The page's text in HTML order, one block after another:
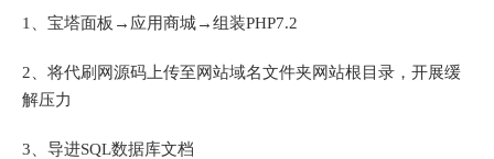
1、宝塔面板→应用商城→组装PHP7.2
2、将代刷网源码上传至网站域名文件夹网站根目录，开展缓
解压力
3、导进SQL数据库文档